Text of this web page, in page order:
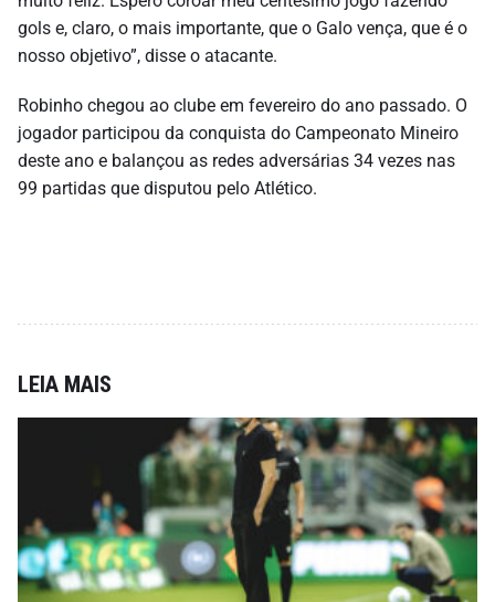
gols e, claro, o mais importante, que o Galo vença, que é o
nosso objetivo”, disse o atacante.
Robinho chegou ao clube em fevereiro do ano passado. O
jogador participou da conquista do Campeonato Mineiro
deste ano e balançou as redes adversárias 34 vezes nas
99 partidas que disputou pelo Atlético.
LEIA MAIS